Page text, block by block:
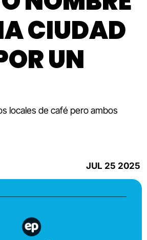
CIUDAD
UN
locales de café pero ambos
JUL 25 2025